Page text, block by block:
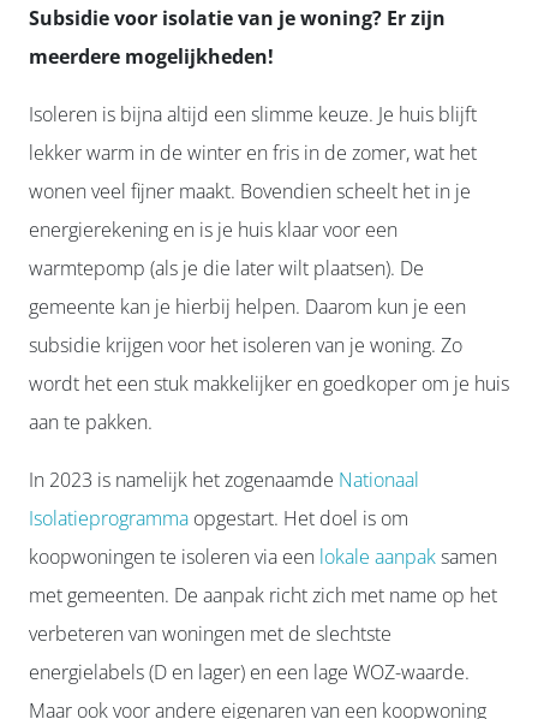
Subsidie voor isolatie van je woning? Er zijn
meerdere mogelijkheden!
Isoleren is bijna altijd een slimme keuze. Je huis blijft
lekker warm in de winter en fris in de zomer, wat het
wonen veel fijner maakt. Bovendien scheelt het in je
energierekening en is je huis klaar voor een
warmtepomp (als je die later wilt plaatsen). De
gemeente kan je hierbij helpen. Daarom kun je een
subsidie krijgen voor het isoleren van je woning. Zo
wordt het een stuk makkelijker en goedkoper om je huis
aan te pakken.
In 2023 is namelijk het zogenaamde Nationaal
Isolatieprogramma opgestart. Het doel is om
koopwoningen te isoleren via een lokale aanpaksamen
met gemeenten. De aanpak richt zich met name op het
verbeteren van woningen met de slechtste
energielabels (D en lager) en een lage WOZ-waarde.
Maar ook voor andere eigenaren van een koopwoning